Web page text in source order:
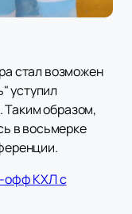
стал возможен
уступил
Таким образом,
в восьмерке
офф КХЛ с